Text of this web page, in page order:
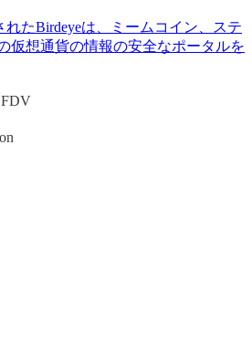
れたBirdeyeは、ミームコイン、ステ
仮想通貨の情報の安全なポータルを
FDV